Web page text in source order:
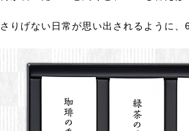
さりげない日常が思い出されるように